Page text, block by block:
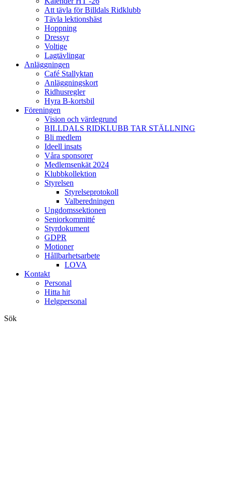
Att tävla för Billdals Ridklubb
Tävla lektionshäst
Hoppning
Dressyr
Voltige
Lagtävlingar
Anläggningen
Café Stallyktan
Anläggningskort
Ridhusregler
Hyra B-kortsbil
Föreningen
Vision och värdegrund
BILLDALS RIDKLUBB TAR STÄLLNING
Bli medlem
Ideell insats
Våra sponsorer
Medlemsenkät 2024
Klubbkollektion
Styrelsen
Styrelseprotokoll
Valberedningen
Ungdomssektionen
Seniorkommitté
Styrdokument
GDPR
Motioner
Hållbarhetsarbete
LOVA
Kontakt
Personal
Hitta hit
Helgpersonal
Sök